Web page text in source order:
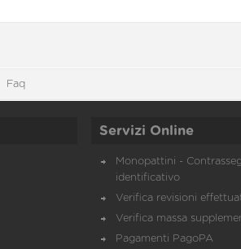
Faq
Servizi Online
Monopattini -
identificativo
Verifica revisioni
Verifica massa
Pagamenti PagoPA